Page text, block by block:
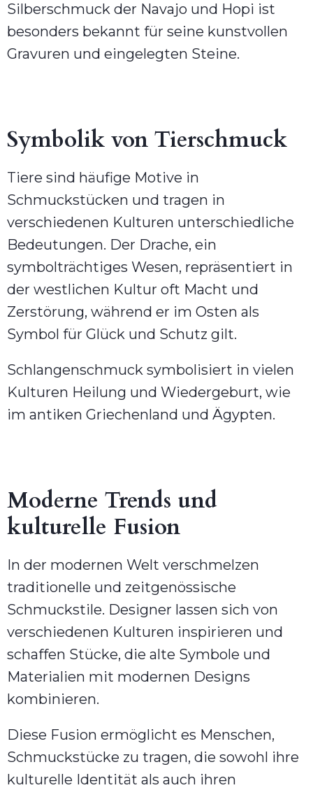
Silberschmuck der Navajo und Hopi ist
besonders bekannt für seine kunstvollen
Gravuren und eingelegten Steine.
Symbolik von Tierschmuck
Tiere sind häufige Motive in
Schmuckstücken und tragen in
verschiedenen Kulturen unterschiedliche
Bedeutungen. Der Drache, ein
symbolträchtiges Wesen, repräsentiert in
der westlichen Kultur oft Macht und
Zerstörung, während er im Osten als
Symbol für Glück und Schutz gilt.
Schlangenschmuck symbolisiert in vielen
Kulturen Heilung und Wiedergeburt, wie
im antiken Griechenland und Ägypten.
Moderne Trends und
kulturelle Fusion
In der modernen Welt verschmelzen
traditionelle und zeitgenössische
Schmuckstile. Designer lassen sich von
verschiedenen Kulturen inspirieren und
schaffen Stücke, die alte Symbole und
Materialien mit modernen Designs
kombinieren.
Diese Fusion ermöglicht es Menschen,
Schmuckstücke zu tragen, die sowohl ihre
kulturelle Identität als auch ihren